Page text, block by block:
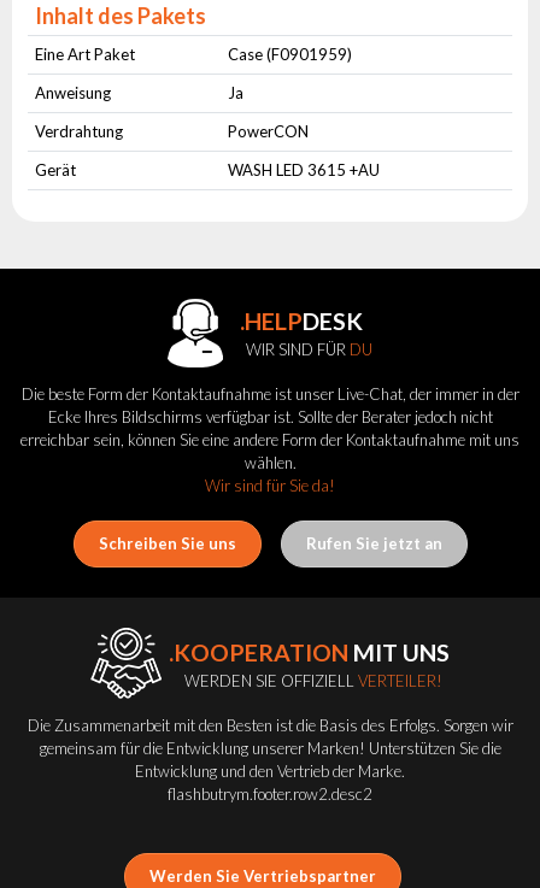
Inhalt des Pakets
Eine Art Paket
Case (F0901959)
Anweisung
Ja
Verdrahtung
PowerCON
Gerät
WASH LED 3615 +AU
.HELPDESK
WIR SIND FÜR DU
Die beste Form der Kontaktaufnahme ist unser Live-Chat, der immer in der
Ecke Ihres Bildschirms verfügbar ist. Sollte der Berater jedoch nicht
erreichbar sein, können Sie eine andere Form der Kontaktaufnahme mit uns
wählen.
Wir sind für Sie da!
Schreiben Sie uns Rufen Sie jetzt an
.KOOPERATION MIT UNS
WERDEN SIE OFFIZIELLVERTEILER!
Die Zusammenarbeit mit den Besten ist die Basis des Erfolgs. Sorgen wir
gemeinsam für die Entwicklung unserer Marken! Unterstützen Sie die
Entwicklung und den Vertrieb der Marke.
flashbutrym.footer.row2.desc2
Werden Sie Vertriebspartner